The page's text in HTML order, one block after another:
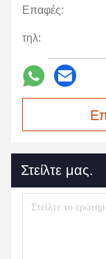
Επαφές:
τηλ:
Στείλτε μας.